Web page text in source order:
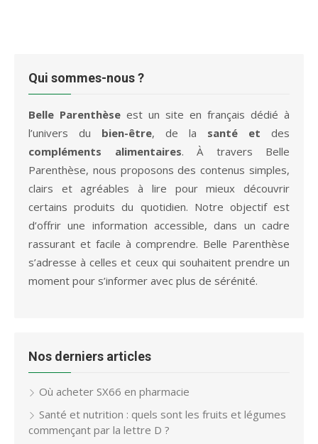
Qui sommes-nous ?
Belle Parenthèse est un site en français dédié à
l’univers du bien-être, de la santé et des
compléments alimentaires. À travers Belle
Parenthèse, nous proposons des contenus simples,
clairs et agréables à lire pour mieux découvrir
certains produits du quotidien. Notre objectif est
d’offrir une information accessible, dans un cadre
rassurant et facile à comprendre. Belle Parenthèse
s’adresse à celles et ceux qui souhaitent prendre un
moment pour s’informer avec plus de sérénité.
Nos derniers articles
Où acheter SX66 en pharmacie
Santé et nutrition : quels sont les fruits et légumes
commençant par la lettre D ?